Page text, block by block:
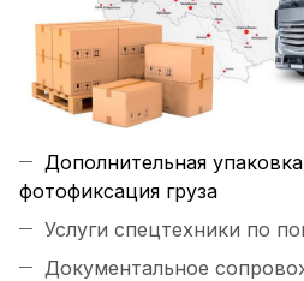
Дополнительная
фотофиксация груза
Услуги спецтехники по
Документальное